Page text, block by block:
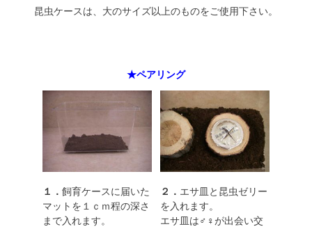
昆虫ケースは、大のサイズ以上のものをご使用下さい。
★ペアリング
１． 飼育ケースに届いた
マットを１ｃｍ程の深さ
まで入れます。
２． エサ皿と昆虫ゼリー
を入れます。
エサ皿は♂♀が出会い交